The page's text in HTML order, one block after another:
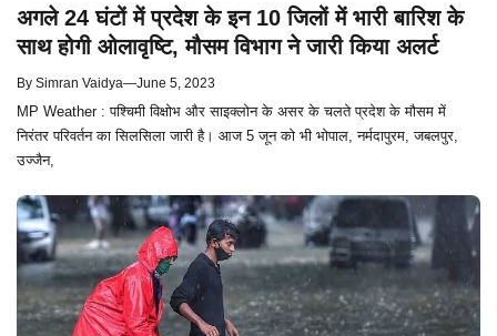
अगले 24 घंटों में प्रदेश के इन 10 जिलों में भारी बारिश के
साथ होगी ओलावृष्टि, मौसम विभाग ने जारी किया अलर्ट
By Simran Vaidya—June 5, 2023
MP Weather : पश्चिमी विक्षोभ और साइक्लोन के असर के चलते प्रदेश के मौसम में
निरंतर परिवर्तन का सिलसिला जारी है। आज 5 जून को भी भोपाल, नर्मदापुरम, जबलपुर,
उज्जैन,